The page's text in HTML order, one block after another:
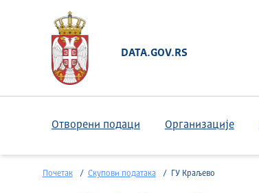
DATA.GOV.RS
Отворени подаци Организације
Почетак Скупови података ГУ Краљево